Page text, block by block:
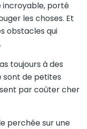
incroyable, porté
les choses. Et
obstacles qui
toujours à des
sont de petites
par coûter cher
perchée sur une